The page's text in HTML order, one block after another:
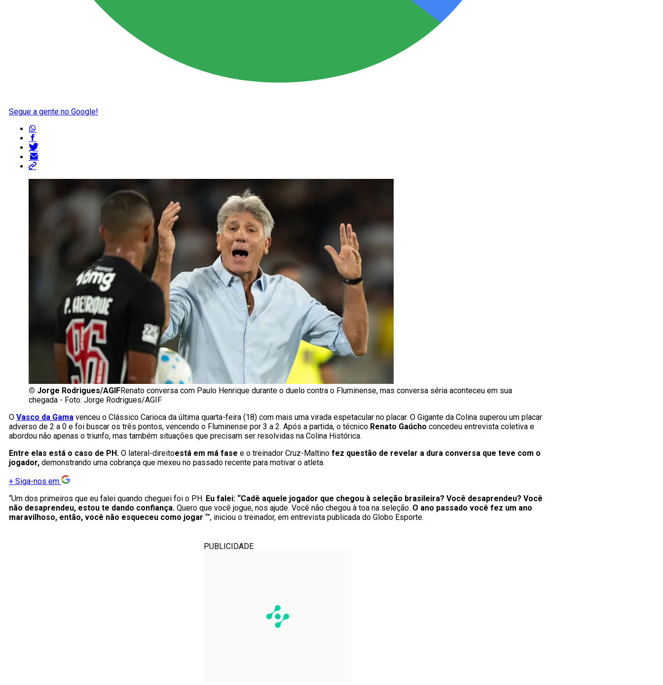
Segue a gente no Google!
© Jorge Rodrigues/AGIFRenato conversa com Paulo Henrique durante o duelo contra o Fluminense, mas conversa séria aconteceu em sua
chegada - Foto: Jorge Rodrigues/AGIF
O Vasco da Gama venceu o Clássico Carioca da última quarta-feira (18) com mais uma virada espetacular no placar. O Gigante da Colina superou um placar
adverso de 2 a 0 e foi buscar os três pontos, vencendo o Fluminense por 3 a 2. Após a partida, o técnico Renato Gaúcho concedeu entrevista coletiva e
abordou não apenas o triunfo, mas também situações que precisam ser resolvidas na Colina Histórica.
Entre elas está o caso de PH. O lateral-direitoestá em má fase e o treinador Cruz-Maltino fez questão de revelar a dura conversa que teve com o
jogador, demonstrando uma cobrança que mexeu no passado recente para motivar o atleta.
+ Siga-nos em
“Um dos primeiros que eu falei quando cheguei foi o PH. Eu falei: “Cadê aquele jogador que chegou à seleção brasileira? Você desaprendeu? Você
não desaprendeu, estou te dando confiança. Quero que você jogue, nos ajude. Você não chegou à toa na seleção. O ano passado você fez um ano
maravilhoso, então, você não esqueceu como jogar “”, iniciou o treinador, em entrevista publicada do Globo Esporte.
PUBLICIDADE